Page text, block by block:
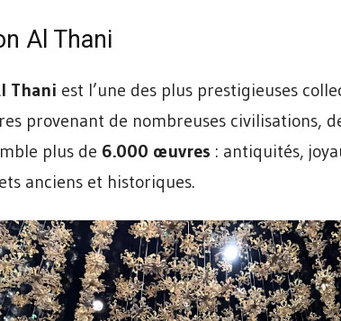
Al Thani
Thani est l’une des plus prestigieuses
provenant de nombreuses civilisations,
plus de 6.000 œuvres : antiquités,
anciens et historiques.